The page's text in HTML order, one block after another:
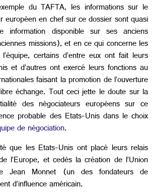
du TAFTA, les informations sur le
européen en chef sur ce dossier sont quasi
information disponible sur ses anciens
missions), et en ce qui concerne les
certains d’entre eux ont fait leurs
et d’autres ont exercé leurs fonctions au
faisant la promotion de l’ouverture
échange. Tout ceci jette le doute sur la
des négociateurs européens sur ce
probable des Etats-Unis dans le choix
de négociation.
que les Etats-Unis ont placé leurs relais
l’Europe, et cedès la création de l’Union
Jean Monnet (un des fondateurs de
d’influence américain.